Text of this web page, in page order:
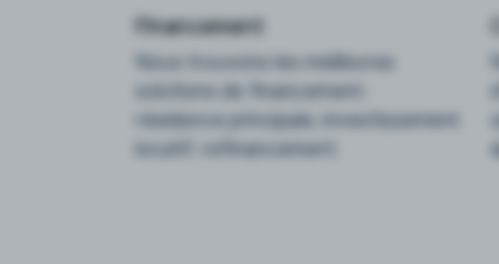
Financement
Nous trouvons les meilleures
solutions de financement :
résidence principale, investissement
locatif, refinancement.